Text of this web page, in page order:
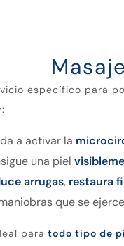
específico para
a activar la
una piel
arrugas, restaura
que se
para todo tipo de